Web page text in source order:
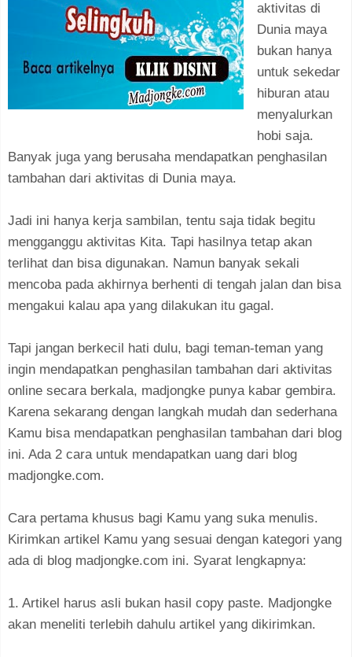
aktivitas di
Dunia maya
bukan hanya
untuk sekedar
hiburan atau
menyalurkan
hobi saja.
Banyak juga yang berusaha mendapatkan penghasilan
tambahan dari aktivitas di Dunia maya.
Jadi ini hanya kerja sambilan, tentu saja tidak begitu
mengganggu aktivitas Kita. Tapi hasilnya tetap akan
terlihat dan bisa digunakan. Namun banyak sekali
mencoba pada akhirnya berhenti di tengah jalan dan bisa
mengakui kalau apa yang dilakukan itu gagal.
Tapi jangan berkecil hati dulu, bagi teman-teman yang
ingin mendapatkan penghasilan tambahan dari aktivitas
online secara berkala, madjongke punya kabar gembira.
Karena sekarang dengan langkah mudah dan sederhana
Kamu bisa mendapatkan penghasilan tambahan dari blog
ini. Ada 2 cara untuk mendapatkan uang dari blog
madjongke.com.
Cara pertama khusus bagi Kamu yang suka menulis.
Kirimkan artikel Kamu yang sesuai dengan kategori yang
ada di blog madjongke.com ini. Syarat lengkapnya:
1. Artikel harus asli bukan hasil copy paste. Madjongke
akan meneliti terlebih dahulu artikel yang dikirimkan.